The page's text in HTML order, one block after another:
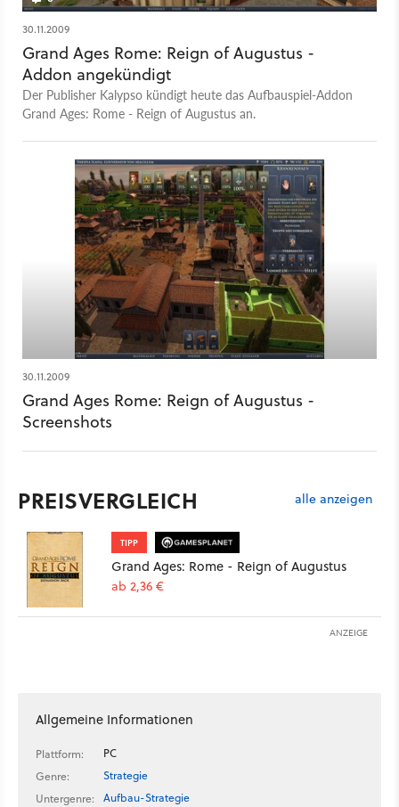
30.11.2009
Grand Ages Rome: Reign of Augustus -
Addon angekündigt
Der Publisher Kalypso kündigt heute das Aufbauspiel-Addon
Grand Ages: Rome - Reign of Augustus an.
30.11.2009
Grand Ages Rome: Reign of Augustus -
Screenshots
PREISVERGLEICH alle anzeigen
TIPP
Grand Ages: Rome - Reign of Augustus
ab 2,36 €
ANZEIGE
Allgemeine Informationen
Plattform:
PC
Genre:
Strategie
Untergenre:
Aufbau-Strategie